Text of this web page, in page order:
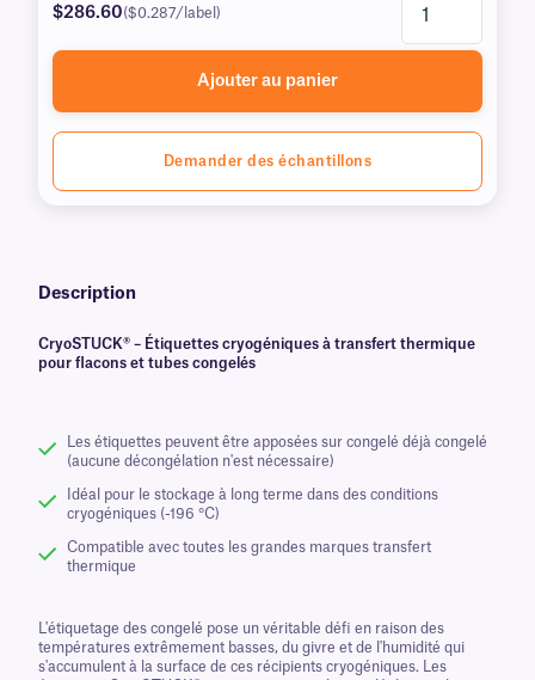
$286.60($0.287/label)
Ajouter au panier
Demander des échantillons
Description
CryoSTUCK® – Étiquettes cryogéniques à transfert thermique
pour flacons et tubes congelés
Les étiquettes peuvent être apposées sur congelé déjà congelé
(aucune décongélation n'est nécessaire)
Idéal pour le stockage à long terme dans des conditions
cryogéniques (-196 °C)
Compatible avec toutes les grandes marques transfert
thermique
L'étiquetage des congelé pose un véritable défi en raison des
températures extrêmement basses, du givre et de l'humidité qui
s'accumulent à la surface de ces récipients cryogéniques. Les